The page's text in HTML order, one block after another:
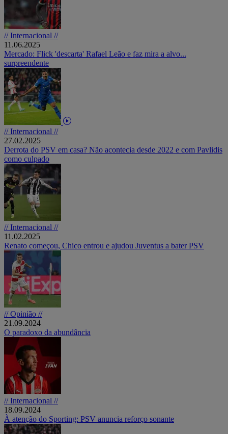
// Internacional //
11.06.2025
Mercado: Flick 'descarta' Rafael Leão e faz mira a alvo...
surpreendente
// Internacional //
27.02.2025
Derrota do PSV em casa? Não acontecia desde 2022 e com Pavlidis
como culpado
// Internacional //
11.02.2025
Renato começou, Chico entrou e ajudou Juventus a bater PSV
// Opinião //
21.09.2024
O paradoxo da abundância
// Internacional //
18.09.2024
À atenção do Sporting: PSV anuncia reforço sonante